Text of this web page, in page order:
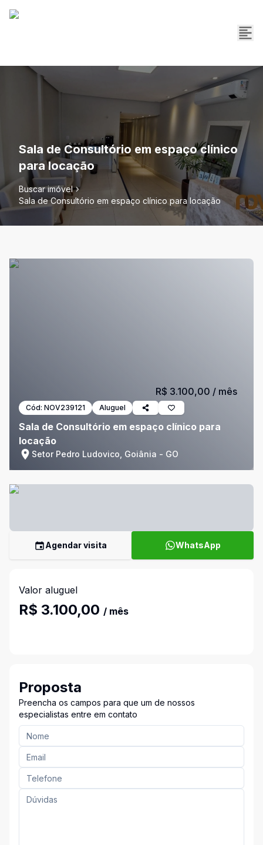
Sala de Consultório em espaço clínico
para locação
Buscar imóvel
Sala de Consultório em espaço clínico para locação
Cód: NOV239121 Aluguel
Sala de Consultório em espaço clínico para
locação
Setor Pedro Ludovico, Goiânia - GO
R$ 3.100,00 / mês
Agendar visita WhatsApp
Valor aluguel
R$ 3.100,00 / mês
Proposta
Preencha os campos para que um de nossos
especialistas entre em contato